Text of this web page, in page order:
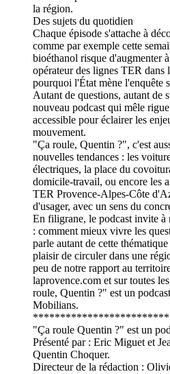
la région.
Des sujets du quotidien
Chaque épisode s'attache à
comme par exemple cette
bioéthanol risque d'augmenter
opérateur des lignes TER dans
pourquoi l'État mène l'enquête
Autant de questions, autant de
nouveau podcast qui mêle
accessible pour éclairer les
mouvement.
"Ça roule, Quentin ?", c'est
nouvelles tendances : les
électriques, la place du
domicile-travail, ou encore les
TER Provence-Alpes-Côte
d'usager, avec un sens du
En filigrane, le podcast invite à
: comment mieux vivre les
parle autant de cette
plaisir de circuler dans une
peu de notre rapport au
laprovence.com et sur toutes
roule, Quentin ?" est un
Mobilians.
"Ça roule Quentin ?" est un
Présenté par : Eric Miguet et
Quentin Choquer.
Directeur de la rédaction :